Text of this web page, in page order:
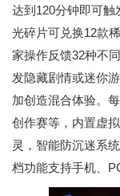
达到120分钟即可触
光碎片可兑换12款
家操作反馈32种不
发隐藏剧情或迷你
加创造混合体验。
创作赛等，内置虚
灵，智能防沉迷系
档功能支持手机、